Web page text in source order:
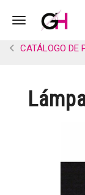
Toggle navigation
CATÁLOGO DE